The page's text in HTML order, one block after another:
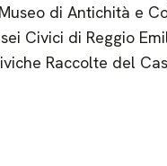
di Antichità e
Civici di Reggio
Raccolte del